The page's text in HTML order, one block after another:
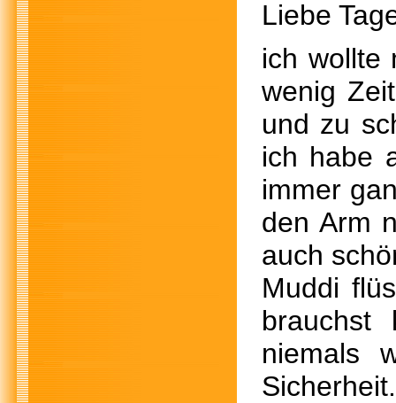
Liebe
ich wollte
wenig
und zu
ich habe
immer
den Arm
auch
Muddi
niemals